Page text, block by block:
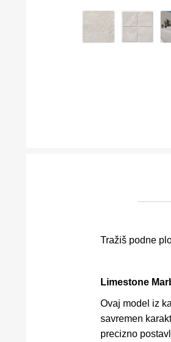
ALATI ZA KERAMIKU
Tražiš podne
Limestone
Ovaj model iz
savremen
precizno